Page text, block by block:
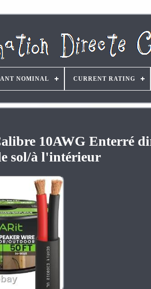
NOMINAL CURRENT RATING
10AWG Enterré
sol/à l'intérieur